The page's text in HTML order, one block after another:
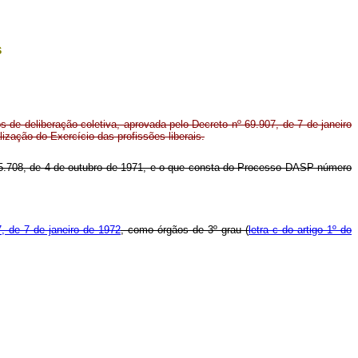
de deliberação coletiva, aprovada pelo Decreto nº 69.907, de 7 de janeiro
do Exercício das profissões liberais.
de 4 de outubro de 1971, e o que consta do Processo DASP número
de 7 de janeiro de 1972, como órgãos de 3º grau (letra c do artigo 1º do